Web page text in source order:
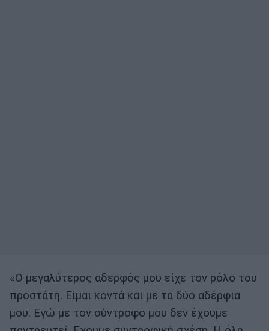
«Ο μεγαλύτερος αδερφός μου είχε τον ρόλο του
προστάτη. Είμαι κοντά και με τα δύο αδέρφια
μου. Εγώ με τον σύντροφό μου δεν έχουμε